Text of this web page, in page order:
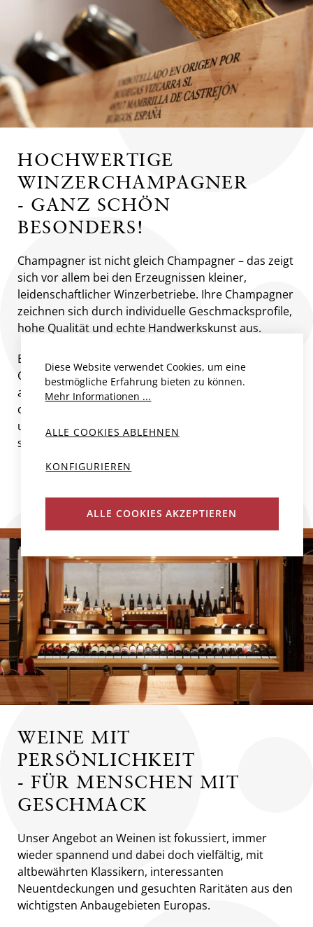
HOCHWERTIGE
WINZERCHAMPAGNER
- GANZ SCHÖN
BESONDERS!
Champagner ist nicht gleich Champagner – das zeigt
sich vor allem bei den Erzeugnissen kleiner,
leidenschaftlicher Winzerbetriebe. Ihre Champagner
zeichnen sich durch individuelle Geschmacksprofile,
hohe Qualität und echte Handwerkskunst aus.
Bei uns in der Secli Weinwelt findest du mit >350
Champagnern die wohl grösste Auswahl dieses
aussergewöhnlichen Kultgetränks. Authentisch,
charakterstark und fernab der Masse. Lass dich von
uns beraten und erlebe Champagner, wie er sein
sollte – unverfälscht und aussergewöhnlich.
WEINE MIT
PERSÖNLICHKEIT
- FÜR MENSCHEN MIT
GESCHMACK
Unser Angebot an Weinen ist fokussiert, immer
wieder spannend und dabei doch vielfältig, mit
altbewährten Klassikern, interessanten
Neuentdeckungen und gesuchten Raritäten aus den
wichtigsten Anbaugebieten Europas.
Diese Website verwendet Cookies, um eine
bestmögliche Erfahrung bieten zu können.
Mehr Informationen ...
ALLE COOKIES ABLEHNEN
KONFIGURIEREN
ALLE COOKIES AKZEPTIEREN